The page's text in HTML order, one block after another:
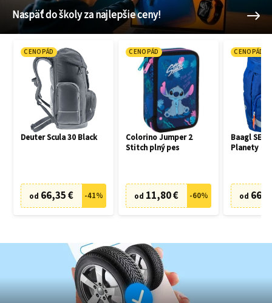
Naspäť do školy za najlepšie ceny!
CENOPÁD
Deuter Scula 30 Black
od 66,35 € -41%
CENOPÁD
Colorino Jumper 2
Stitch plný pes
od 11,80 € -60%
CENOPÁD
Baagl SET
Planety
od